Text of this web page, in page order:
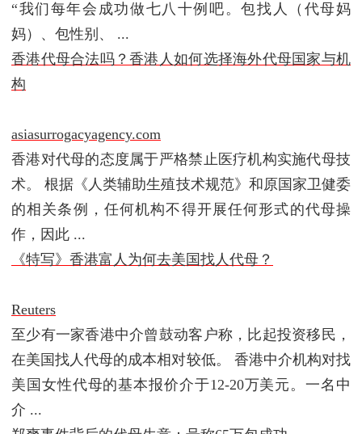
“我们每年会成功做七八十例吧。包找人（代母妈
妈）、包性别、 ...
香港代母合法吗？香港人如何选择海外代母国家与机
构
asiasurrogacyagency.com
香港对代母的态度属于严格禁止医疗机构实施代母技
术。 根据《人类辅助生殖技术规范》和原国家卫健委
的相关条例，任何机构不得开展任何形式的代母操
作，因此 ...
《特写》香港富人为何去美国找人代母？
Reuters
至少有一家香港中介曾鼓动客户称，比起投资移民，
在美国找人代母的成本相对较低。 香港中介机构对找
美国女性代母的基本报价介于12-20万美元。一名中
介 ...